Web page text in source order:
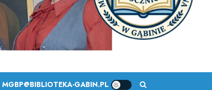
MGBP@BIBLIOTEKA-GABIN.PL